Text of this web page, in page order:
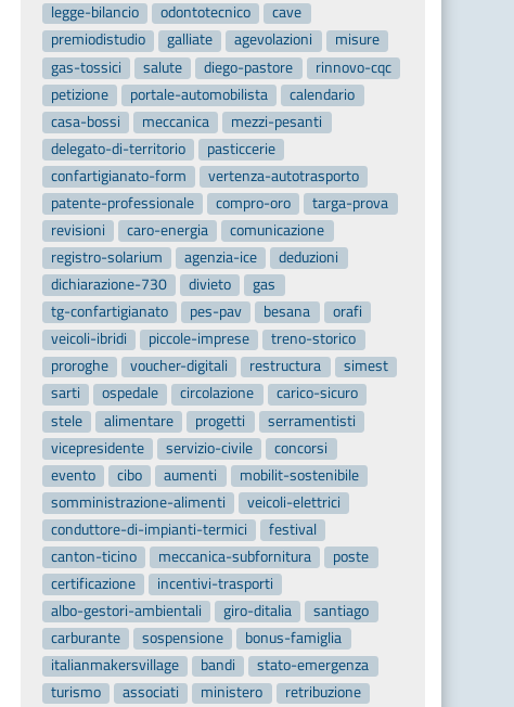
legge-bilancio
odontotecnico
cave
premiodistudio
galliate agevolazioni
misure
gas-tossici
salute diego-pastore
rinnovo-cqc
petizione
portale-automobilista
calendario
casa-bossi
meccanica
mezzi-pesanti
delegato-di-territorio
pasticcerie
confartigianato-form
vertenza-autotrasporto
patente-professionale
compro-oro
targa-prova
revisioni
caro-energia
comunicazione
registro-solarium
agenzia-ice
deduzioni
dichiarazione-730
divieto
gas
tg-confartigianato
pes-pav besana
orafi
veicoli-ibridi
piccole-imprese
treno-storico
proroghe
voucher-digitali restructura
simest
sarti
ospedale circolazione
carico-sicuro
stele
alimentare progetti
serramentisti
vicepresidente
servizio-civile
concorsi
evento
cibo aumenti
mobilit-sostenibile
somministrazione-alimenti
veicoli-elettrici
conduttore-di-impianti-termici
festival
canton-ticino
meccanica-subfornitura
poste
certificazione
incentivi-trasporti
albo-gestori-ambientali
giro-ditalia
santiago
carburante
sospensione
bonus-famiglia
italianmakersvillage
bandi
stato-emergenza
turismo
associati ministero
retribuzione